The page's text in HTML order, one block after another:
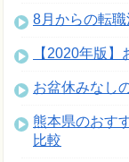
8月からの転職
【2020年版
お盆休みなし
熊本県のおす
比較